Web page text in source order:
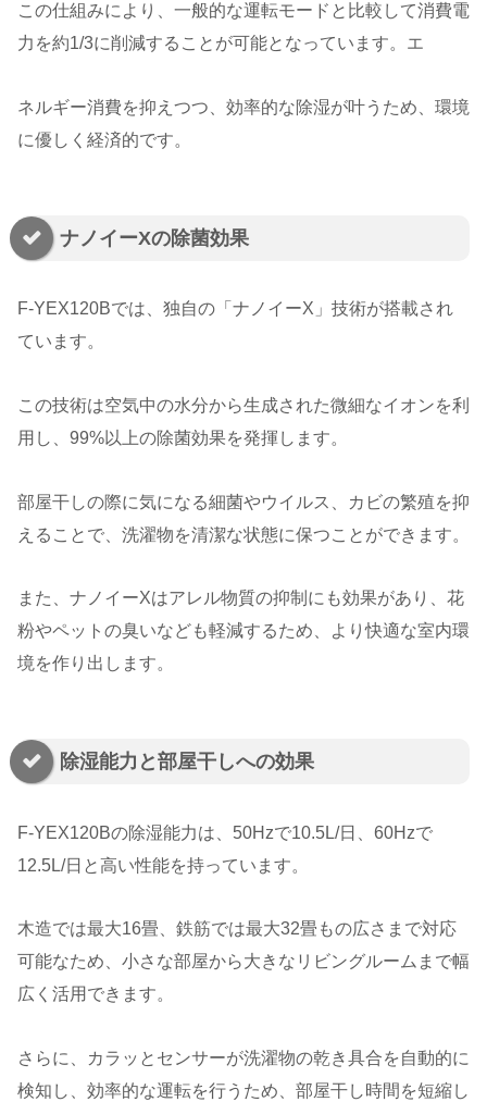
この仕組みにより、一般的な運転モードと比較して消費電
力を約1/3に削減することが可能となっています。エ
ネルギー消費を抑えつつ、効率的な除湿が叶うため、環境
に優しく経済的です。
ナノイーXの除菌効果
F-YEX120Bでは、独自の「ナノイーX」技術が搭載され
ています。
この技術は空気中の水分から生成された微細なイオンを利
用し、99%以上の除菌効果を発揮します。
部屋干しの際に気になる細菌やウイルス、カビの繁殖を抑
えることで、洗濯物を清潔な状態に保つことができます。
また、ナノイーXはアレル物質の抑制にも効果があり、花
粉やペットの臭いなども軽減するため、より快適な室内環
境を作り出します。
除湿能力と部屋干しへの効果
F-YEX120Bの除湿能力は、50Hzで10.5L/日、60Hzで
12.5L/日と高い性能を持っています。
木造では最大16畳、鉄筋では最大32畳もの広さまで対応
可能なため、小さな部屋から大きなリビングルームまで幅
広く活用できます。
さらに、カラッとセンサーが洗濯物の乾き具合を自動的に
検知し、効率的な運転を行うため、部屋干し時間を短縮し